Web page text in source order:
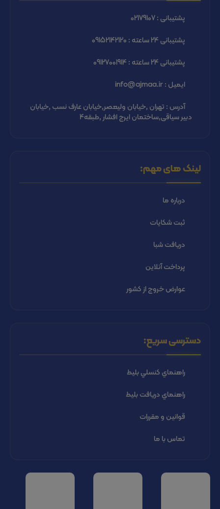
پشتیبانی : 02179107
پشتیبانی 24 ساعته : 09152142120
پشتیبانی 24 ساعته : 09127001914
ایمیل : info@ajmaa.ir
آدرس : تهران ,خیابان ولیعصر,خیابان عارف نسب ,خیابان
دبیر سیاقی,ساختمان ایرج افشار ,طبقه4
لینک های مهم:
درباره ما
ثبت شكايات
دریافت شبا
پرداخت آنلاین
عوارض خروج از کشور
دسترسی سریع:
راهنماي كنسلي بليط
راهنماي دریافت بليط
قوانین و مقررات
تماس با ما